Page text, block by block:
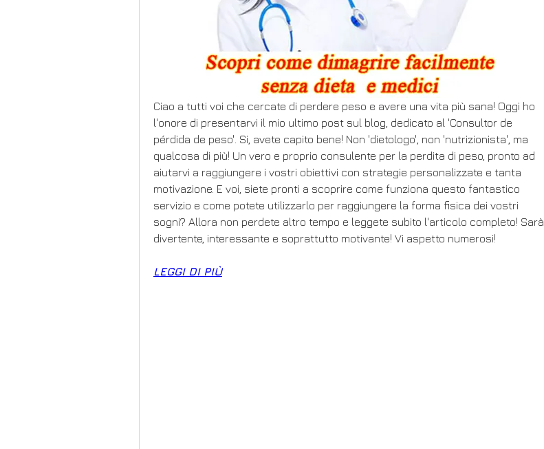
Ciao a tutti voi che cercate di perdere peso e avere una vita più sana! Oggi ho
l'onore di presentarvi il mio ultimo post sul blog, dedicato al 'Consultor de
pérdida de peso'. Si, avete capito bene! Non 'dietologo', non 'nutrizionista', ma
qualcosa di più! Un vero e proprio consulente per la perdita di peso, pronto ad
aiutarvi a raggiungere i vostri obiettivi con strategie personalizzate e tanta
motivazione. E voi, siete pronti a scoprire come funziona questo fantastico
servizio e come potete utilizzarlo per raggiungere la forma fisica dei vostri
sogni? Allora non perdete altro tempo e leggete subito l'articolo completo! Sarà
divertente, interessante e soprattutto motivante! Vi aspetto numerosi!
LEGGI DI PIÙ